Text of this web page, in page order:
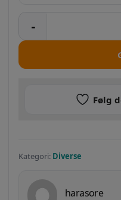
Følg
Kategori: Diverse
harasore